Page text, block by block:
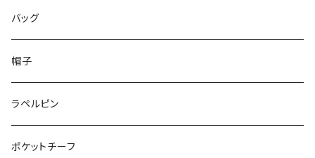
50/XL～
48/L
50/XL～
46/M
48/L
50/XL～
～25.5cm
26cm～
27cm～
28cm～
バッグ
帽子
ラペルピン
ポケットチーフ